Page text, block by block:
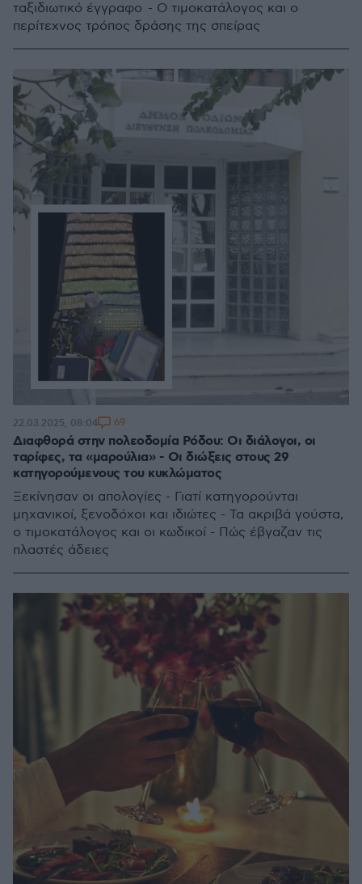
ταξιδιωτικό έγγραφο - Ο τιμοκατάλογος και ο
περίτεχνος τρόπος δράσης της σπείρας
Διαφθορά στην πολεοδομία Ρόδου: Οι διάλογοι, οι
ταρίφες, τα «μαρούλια» - Οι διώξεις στους 29
κατηγορούμενους του κυκλώματος
Ξεκίνησαν οι απολογίες - Γιατί κατηγορούνται
μηχανικοί, ξενοδόχοι και ιδιώτες - Τα ακριβά γούστα,
ο τιμοκατάλογος και οι κωδικοί - Πώς έβγαζαν τις
πλαστές άδειες
22.03.2025, 08:04 69